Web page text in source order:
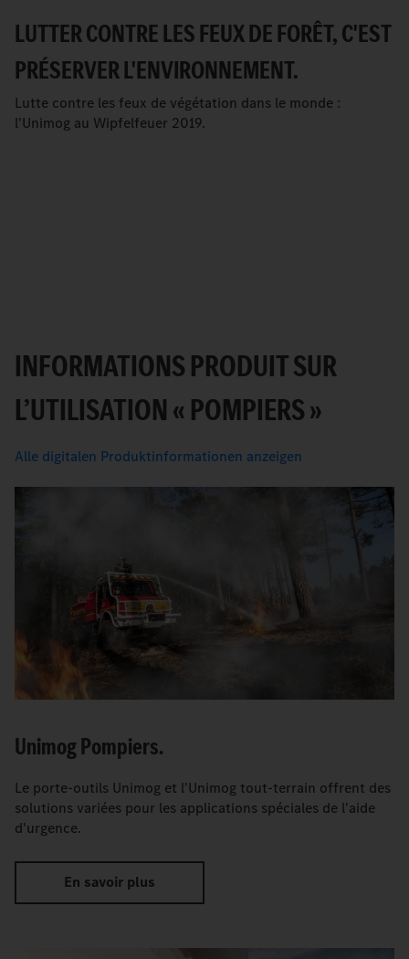
LUTTER CONTRE LES FEUX DE FORÊT, C'EST
PRÉSERVER L'ENVIRONNEMENT.
Lutte contre les feux de végétation dans le monde :
l'Unimog au Wipfelfeuer 2019.
INFORMATIONS PRODUIT SUR
L’UTILISATION « POMPIERS »
Alle digitalen Produktinformationen anzeigen
Unimog Pompiers.
Le porte-outils Unimog et l'Unimog tout-terrain offrent des
solutions variées pour les applications spéciales de l'aide
d'urgence.
En savoir plus